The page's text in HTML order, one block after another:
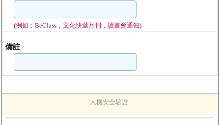
(例如：BeClass，文化快遞月刊，讀書會通知)
備註
人機安全驗證